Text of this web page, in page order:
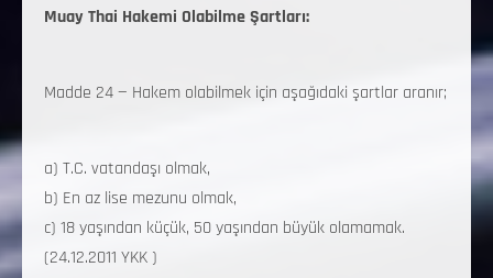
Muay Thai Hakemi Olabilme Şartları:
Madde 24 — Hakem olabilmek için aşağıdaki şartlar aranır;
a) T.C. vatandaşı olmak,
b) En az lise mezunu olmak,
c) 18 yaşından küçük, 50 yaşından büyük olamamak.
(24.12.2011 YKK )